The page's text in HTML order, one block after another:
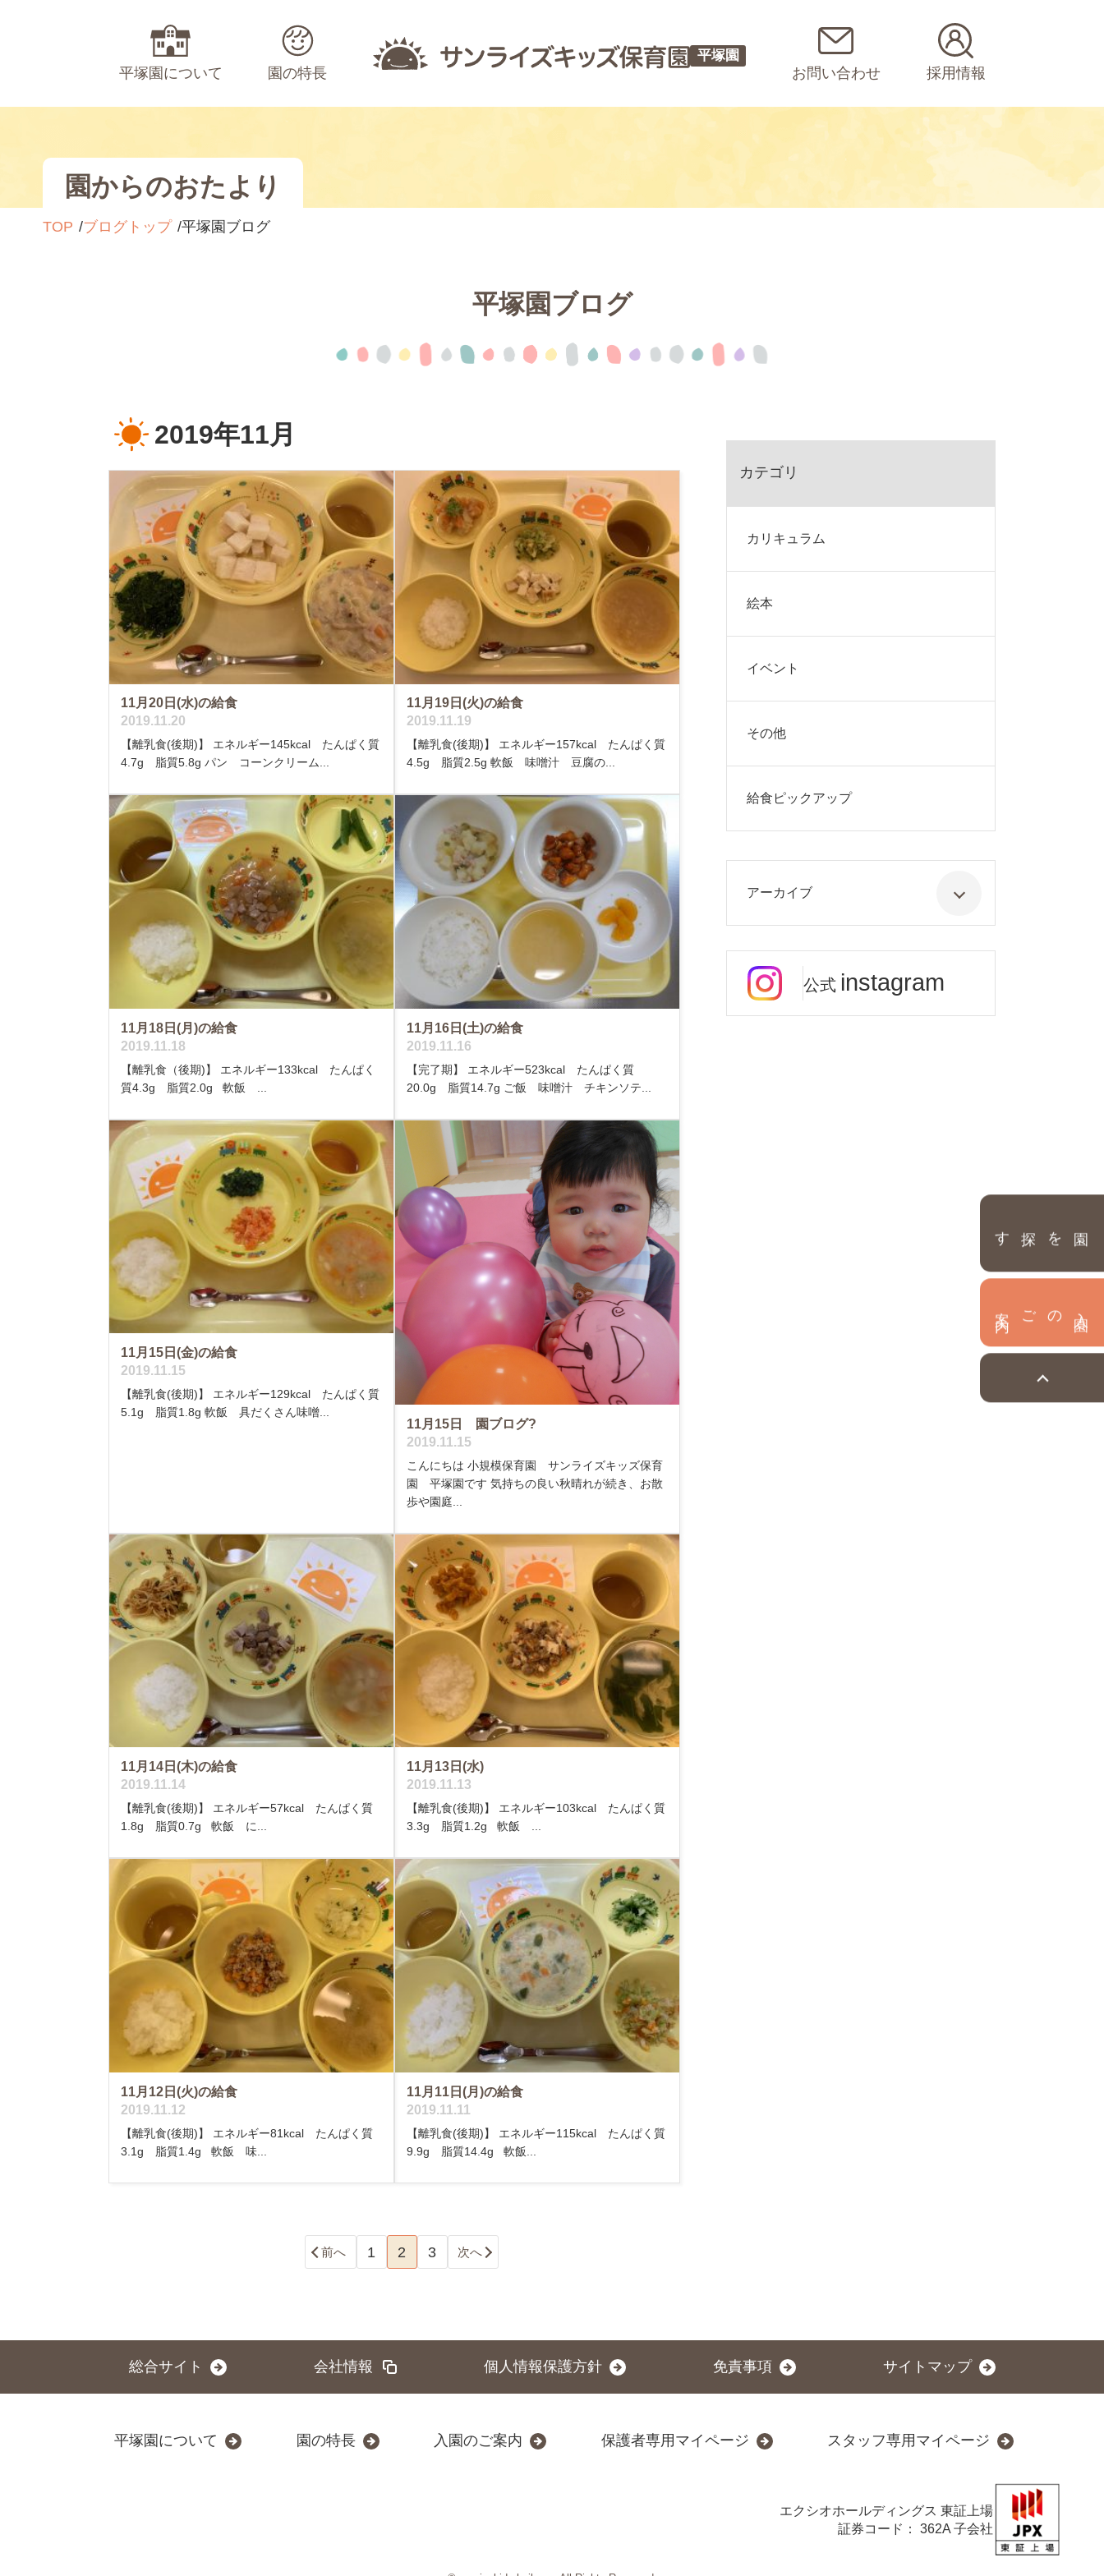
平塚園について 園の特長
平塚園
お問い合わせ 採用情報
園を探す
園からのおたより
TOP ブログトップ 平塚園ブログ
平塚園ブログ
2019年11月
11月20日(水)の給食
2019.11.20
【離乳食(後期)】 エネルギー145kcal たんぱく質
4.7g 脂質5.8g パン コーンクリーム...
11月19日(火)の給食
2019.11.19
【離乳食(後期)】 エネルギー157kcal たんぱく質
4.5g 脂質2.5g 軟飯 味噌汁 豆腐の...
11月18日(月)の給食
2019.11.18
【離乳食（後期)】 エネルギー133kcal たんぱく
質4.3g 脂質2.0g 軟飯 ...
11月16日(土)の給食
2019.11.16
【完了期】 エネルギー523kcal たんぱく質
20.0g 脂質14.7g ご飯 味噌汁 チキンソテ...
11月15日(金)の給食
2019.11.15
【離乳食(後期)】 エネルギー129kcal たんぱく質
5.1g 脂質1.8g 軟飯 具だくさん味噌...
11月15日 園ブログ?
2019.11.15
こんにちは 小規模保育園 サンライズキッズ保育
園 平塚園です 気持ちの良い秋晴れが続き、お散
歩や園庭...
11月14日(木)の給食
2019.11.14
【離乳食(後期)】 エネルギー57kcal たんぱく質
1.8g 脂質0.7g 軟飯 に...
11月13日(水)
2019.11.13
【離乳食(後期)】 エネルギー103kcal たんぱく質
3.3g 脂質1.2g 軟飯 ...
11月12日(火)の給食
2019.11.12
【離乳食(後期)】 エネルギー81kcal たんぱく質
3.1g 脂質1.4g 軟飯 味...
11月11日(月)の給食
2019.11.11
【離乳食(後期)】 エネルギー115kcal たんぱく質
9.9g 脂質14.4g 軟飯...
前へ 1 2 3 次へ
カテゴリ
カリキュラム
絵本
イベント
その他
給食ピックアップ
アーカイブ
公式 instagram
総合サイト 会社情報 個人情報保護方針 免責事項 サイトマップ
平塚園について 園の特長 入園のご案内 保護者専用マイページ スタッフ専用マイページ
エクシオホールディングス 東証上場
証券コード： 362A 子会社